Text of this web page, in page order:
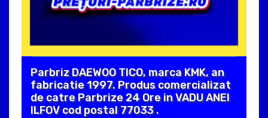
Parbriz DAEWOO TICO, marca KMK, an
fabricatie 1997. Produs comercializat
de catre Parbrize 24 Ore in VADU ANEI
ILFOV cod postal 77033 .